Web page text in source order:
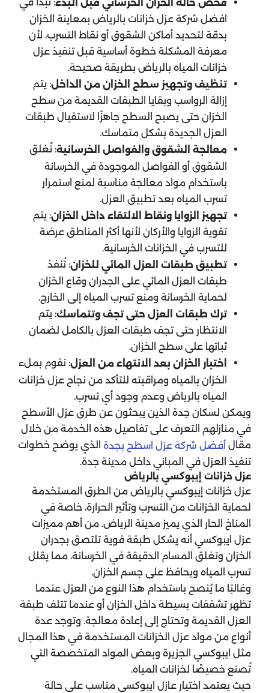
فحص حالة الخزان الخرساني قبل البدء
افضل شركة عزل خزانات بالرياض بمعاينة الخزان
بدقة لتحديد أماكن الشقوق أو نقاط التسرب، لأن
معرفة المشكلة خطوة أساسية قبل تنفيذ عزل
خزانات المياه بالرياض بطريقة صحيحة.
تنظيف وتجهيز سطح الخزان من الداخل: يتم
إزالة الرواسب وبقايا الطبقات القديمة من سطح
الخزان حتى يصبح السطح جاهزًا لاستقبال طبقات
العزل الجديدة بشكل متماسك.
معالجة الشقوق والفواصل الخرسانية: تُغلق
الشقوق أو الفواصل الموجودة في الخرسانة
باستخدام مواد معالجة مناسبة لمنع استمرار
تسرب المياه بعد تطبيق العزل.
تجهيز الزوايا ونقاط الالتقاء داخل الخزان: يتم
تقوية الزوايا والأركان لأنها أكثر المناطق عرضة
للتسرب في الخزانات الخرسانية.
تطبيق طبقات العزل المائي للخزان: تُنفذ
طبقات العزل المائي على الجدران وقاع الخزان
لحماية الخرسانة ومنع تسرب المياه إلى الخارج.
ترك طبقات العزل حتى تجف وتتماسك: يتم
الانتظار حتى تجف طبقات العزل بالكامل لضمان
ثباتها على سطح الخزان.
اختبار الخزان بعد الانتهاء من العزل: نقوم بملء
الخزان بالمياه ومراقبته للتأكد من نجاح عزل خزانات
المياه بالرياض وعدم وجود أي تسرب.
ويمكن لسكان جدة الذين يبحثون عن طرق عزل الأسطح
في منازلهم التعرف على تفاصيل هذه الخدمة من خلال
مقال أفضل شركة عزل اسطح بجدة الذي يوضح خطوات
تنفيذ العزل في المباني داخل مدينة جدة.
عزل خزانات إيبوكسي بالرياض
عزل خزانات إيبوكسي بالرياض من الطرق المستخدمة
لحماية الخزانات من التسرب وتأثير الحرارة، خاصة في
المناخ الحار الذي يميز مدينة الرياض. من أهم مميزات
عزل ايبوكسي أنه يشكل طبقة قوية تلتصق بجدران
الخزان وتغلق المسام الدقيقة في الخرسانة، مما يقلل
تسرب المياه ويحافظ على جسم الخزان.
وغالبًا ما يُنصح باستخدام هذا النوع من العزل عندما
تظهر تشققات بسيطة داخل الخزان أو عندما تتلف طبقة
العزل القديمة وتحتاج إلى إعادة معالجة. وتوجد عدة
أنواع من مواد عزل الخزانات المستخدمة في هذا المجال
مثل ايبوكسي الجزيرة وبعض المواد المتخصصة التي
تُصنع خصيصًا لخزانات المياه.
حيث يعتمد اختيار عازل ايبوكسي مناسب على حالة